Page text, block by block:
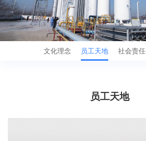
文化理念 员工天地 社会责任
员工天地